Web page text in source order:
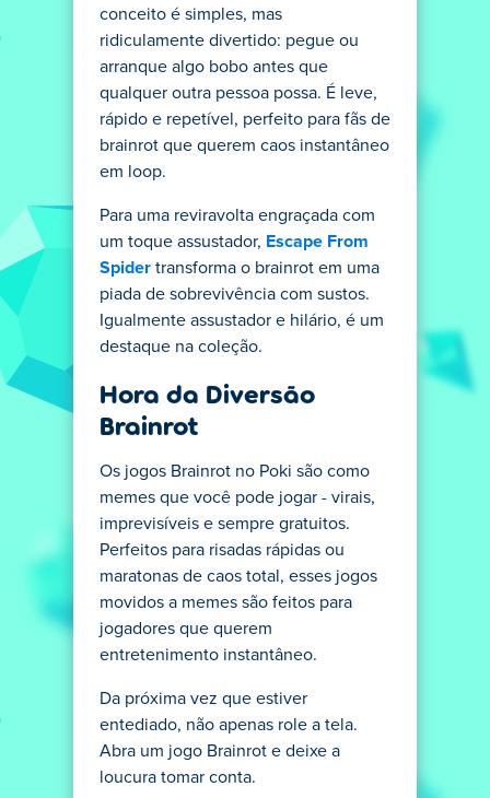
conceito é simples, mas
ridiculamente divertido: pegue ou
arranque algo bobo antes que
qualquer outra pessoa possa. É leve,
rápido e repetível, perfeito para fãs de
brainrot que querem caos instantâneo
em loop.
Para uma reviravolta engraçada com
um toque assustador, Escape From
Spider transforma o brainrot em uma
piada de sobrevivência com sustos.
Igualmente assustador e hilário, é um
destaque na coleção.
Hora da Diversão
Brainrot
Os jogos Brainrot no Poki são como
memes que você pode jogar - virais,
imprevisíveis e sempre gratuitos.
Perfeitos para risadas rápidas ou
maratonas de caos total, esses jogos
movidos a memes são feitos para
jogadores que querem
entretenimento instantâneo.
Da próxima vez que estiver
entediado, não apenas role a tela.
Abra um jogo Brainrot e deixe a
loucura tomar conta.